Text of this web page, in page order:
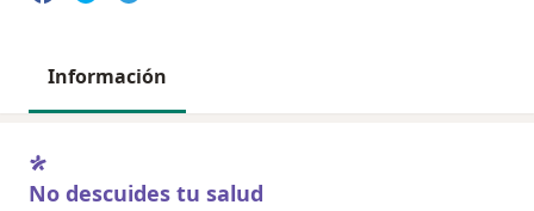
Información
No descuides tu salud